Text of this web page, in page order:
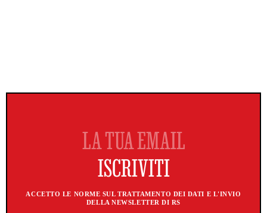
ACCETTO LE NORME SUL TRATTAMENTO DEI DATI E L'INVIO
DELLA NEWSLETTER DI RS